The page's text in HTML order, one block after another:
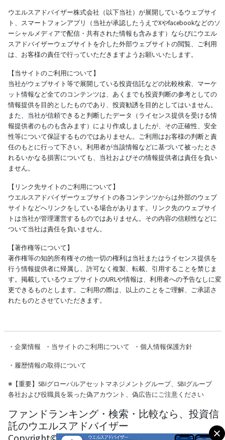
ウエルスアドバイザー株式会社（以下当社）が展開しているウェブサイ
ト、スマートフォンアプリ（当社が承認したうえでXやfacebookなどのソ
ーシャルメディアで配信・共有された情報も含みます）ならびにウエル
スアドバイザーウェブサイトを介した外部ウェブサイトの閲覧、ご利用
は、お客様の責任で行っていただきますようお願いいたします。
【当サイトのご利用について】
当社がウェブサイト等で展開している投資信託などの比較検索、マーケ
ット情報など全てのコンテンツは、あくまでも投資判断の参考としての
情報提供を目的としたものであり、投資勧誘を目的としてはいません。
また、当社が信頼できると判断したデータ（ライセンス提供を受ける情
報提供者のものも含みます）により作成しましたが、その正確性、安全
性等について保証するものではありません。ご利用はお客様の判断と責
任のもとに行って下さい。利用者が当該情報などに基づいて被ったとさ
れるいかなる損害についても、当社およびその情報提供者は責任を負い
ません。
【リンク先サイトのご利用について】
ウエルスアドバイザーウェブサイトの各コンテンツからは外部のウェブ
サイトなどへリンクをしている場合があります。リンク先のウェブサイ
トは当社が管理運営するものではありません。その内容の信頼性などに
ついて当社は責任を負いません。
【著作権等について】
著作権等の知的所有権その他一切の権利は当社またはライセンス提供を
行う情報提供者に帰属し、許可なく複製、転載、引用することを禁じま
す。掲載しているウェブサイトのURLや情報は、利用者への予告なしに変
更できるものとします。ご利用の際は、以上のことをご理解、ご承諾さ
れたものとさせていただきます。
・ 企業情報 ・ 当サイトのご利用について ・ 個人情報保護方針
・ 履歴情報の取得について
※【重要】SBIグローバルアセットマネジメントグループ、SBIグループ
各社および役職員を装った偽アカウント、偽広告にご注意ください
ファンドランキング・検索・比較なら、投資信
託のウエルスアドバイザー